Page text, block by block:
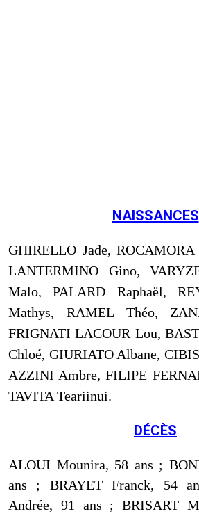
NAISSANCES
GHIRELLO Jade,
LANTERMINO Gino,
Malo, PALARD Raphaël,
Mathys, RAMEL Théo,
FRIGNATI LACOUR Lou,
Chloé, GIURIATO Albane,
AZZINI Ambre, FILIPE
TAVITA Teariinui.
DÉCÈS
ALOUI Mounira, 58 ans ;
ans ; BRAYET Franck, 54
Andrée, 91 ans ; BRISART